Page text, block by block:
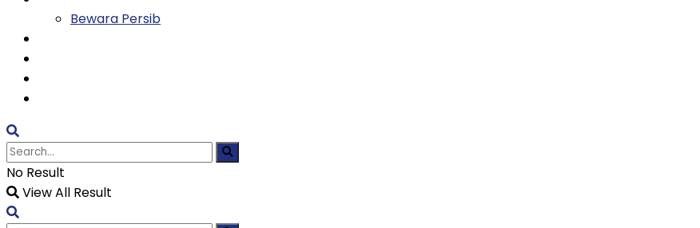
Bewara Persib
No Result
View All Result